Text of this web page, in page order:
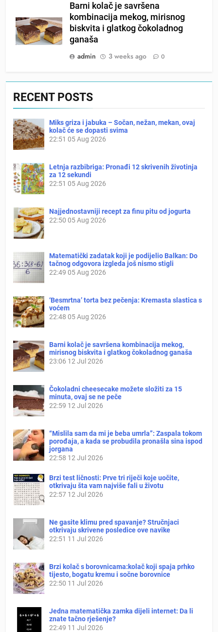
Barni kolač je savršena
kombinacija mekog, mirisnog
biskvita i glatkog čokoladnog
ganaša
admin
3 weeks ago 0
RECENT POSTS
Miks griza i jabuka – Sočan, nežan, mekan, ovaj
kolač će se dopasti svima
22:51 05 Aug 2026
Letnja razbibriga: Pronađi 12 skrivenih životinja
za 12 sekundi
22:51 05 Aug 2026
Najjednostavniji recept za finu pitu od jogurta
22:50 05 Aug 2026
Matematički zadatak koji je podijelio Balkan: Do
tačnog odgovora izgleda još nismo stigli
22:49 05 Aug 2026
‘Besmrtna’ torta bez pečenja: Kremasta slastica s
voćem
22:48 05 Aug 2026
Barni kolač je savršena kombinacija mekog,
mirisnog biskvita i glatkog čokoladnog ganaša
23:06 12 Jul 2026
Čokoladni cheesecake možete složiti za 15
minuta, ovaj se ne peče
22:59 12 Jul 2026
“Mislila sam da mi je beba umrla”: Zaspala tokom
porođaja, a kada se probudila pronašla sina ispod
jorgana
22:58 12 Jul 2026
Brzi test ličnosti: Prve tri riječi koje uočite,
otkrivaju šta vam najviše fali u životu
22:57 12 Jul 2026
Ne gasite klimu pred spavanje? Stručnjaci
otkrivaju skrivene posledice ove navike
22:51 11 Jul 2026
Brzi kolač s borovnicama:kolač koji spaja prhko
tijesto, bogatu kremu i sočne borovnice
22:50 11 Jul 2026
Jedna matematička zamka dijeli internet: Da li
znate tačno rješenje?
22:49 11 Jul 2026